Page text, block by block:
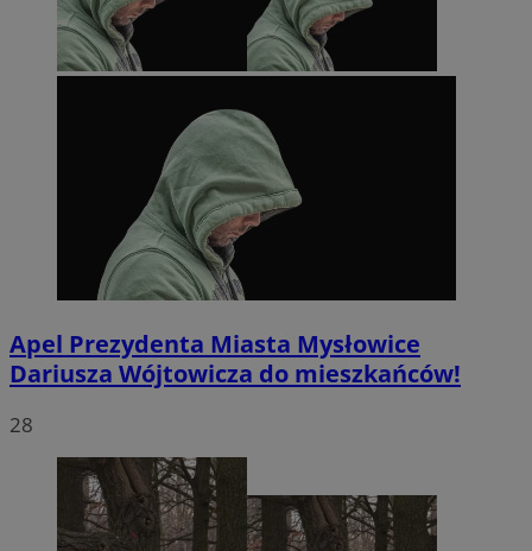
Apel Prezydenta Miasta Mysłowice
Dariusza Wójtowicza do mieszkańców!
28